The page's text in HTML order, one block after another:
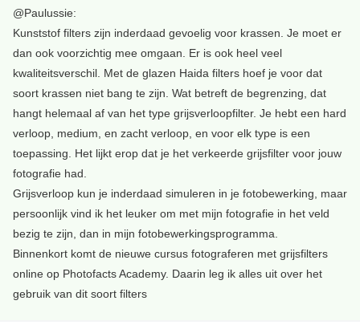
@Paulussie:
Kunststof filters zijn inderdaad gevoelig voor krassen. Je moet er
dan ook voorzichtig mee omgaan. Er is ook heel veel
kwaliteitsverschil. Met de glazen Haida filters hoef je voor dat
soort krassen niet bang te zijn. Wat betreft de begrenzing, dat
hangt helemaal af van het type grijsverloopfilter. Je hebt een hard
verloop, medium, en zacht verloop, en voor elk type is een
toepassing. Het lijkt erop dat je het verkeerde grijsfilter voor jouw
fotografie had.
Grijsverloop kun je inderdaad simuleren in je fotobewerking, maar
persoonlijk vind ik het leuker om met mijn fotografie in het veld
bezig te zijn, dan in mijn fotobewerkingsprogramma.
Binnenkort komt de nieuwe cursus fotograferen met grijsfilters
online op Photofacts Academy. Daarin leg ik alles uit over het
gebruik van dit soort filters